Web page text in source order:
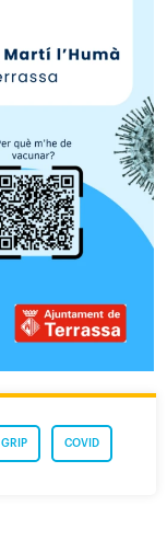
COVID
GRIP